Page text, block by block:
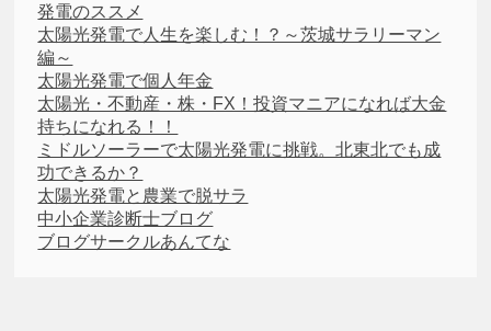
発電のススメ
太陽光発電で人生を楽しむ！？～茨城サラリーマン
編～
太陽光発電で個人年金
太陽光・不動産・株・FX！投資マニアになれば大金
持ちになれる！！
ミドルソーラーで太陽光発電に挑戦。北東北でも成
功できるか？
太陽光発電と農業で脱サラ
中小企業診断士ブログ
ブログサークルあんてな